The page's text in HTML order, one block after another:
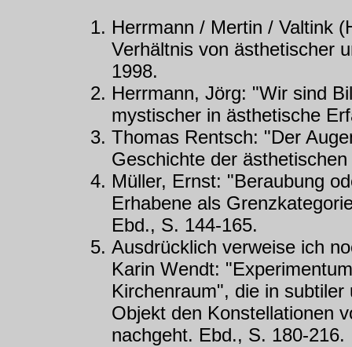
Herrmann / Mertin / Valtink
Verhältnis von ästhetischer
1998.
Herrmann, Jörg: "Wir sind
mystischer in ästhetische
Thomas Rentsch: "Der
Geschichte der
Müller, Ernst: "Beraubung
Erhabene als
Ebd., S. 144-165.
Ausdrücklich verweise ich
Karin Wendt:
Kirchenraum", die in
Objekt den Konstellationen
nachgeht. Ebd., S. 180-216.